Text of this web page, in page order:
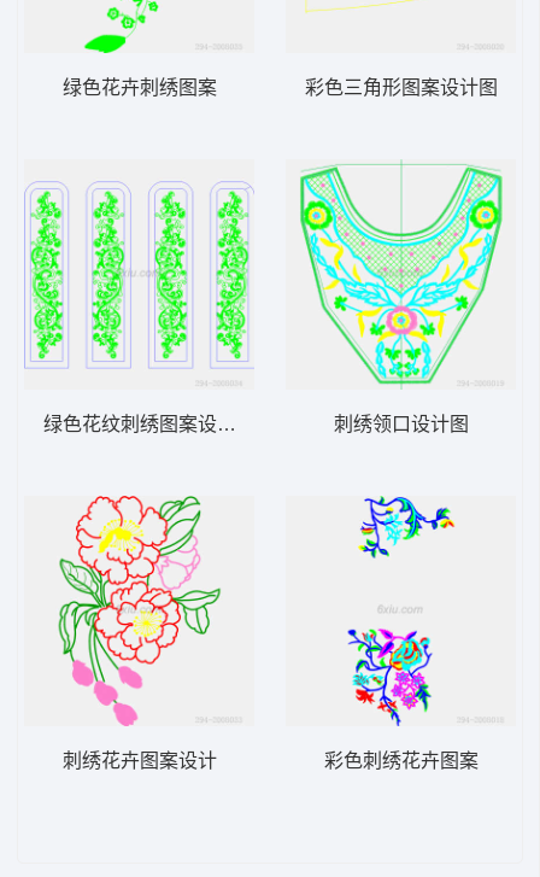
绿色花卉刺绣图案
绿色花纹刺绣图案设计图
刺绣花卉图案设计
彩色三角形图案设计图
刺绣领口设计图
彩色刺绣花卉图案